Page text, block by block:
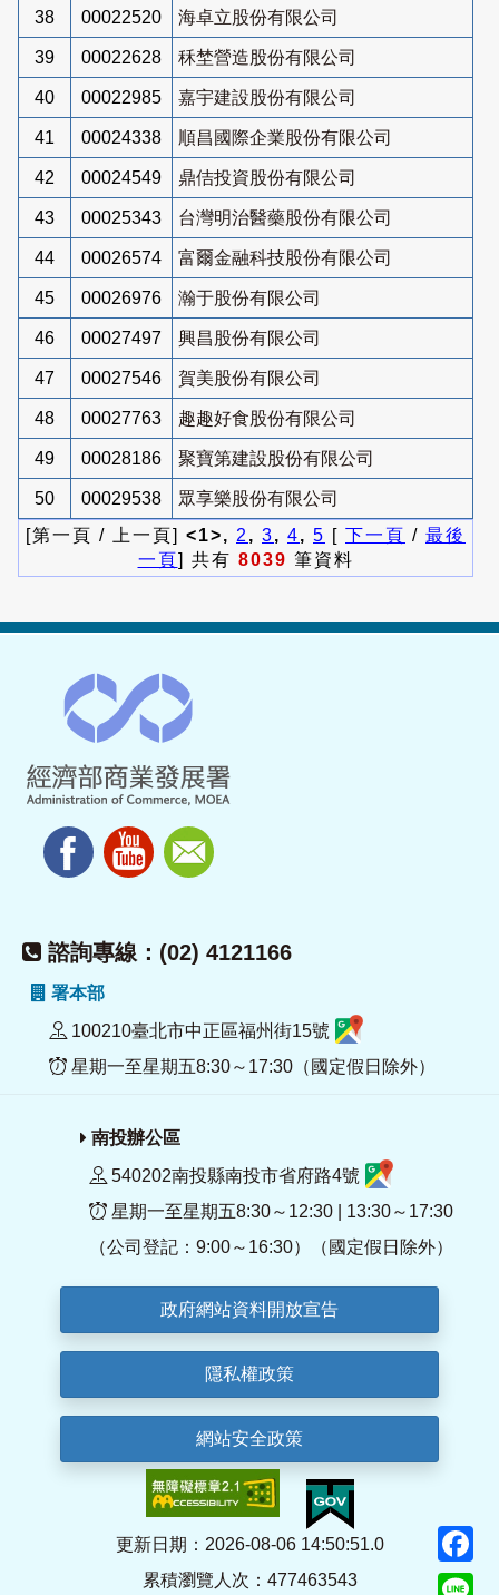
38 00022520 海卓立股份有限公司
39 00022628 秝埜營造股份有限公司
40 00022985 嘉宇建設股份有限公司
41 00024338 順昌國際企業股份有限公司
42 00024549 鼎佶投資股份有限公司
43 00025343 台灣明治醫藥股份有限公司
44 00026574 富爾金融科技股份有限公司
45 00026976 瀚于股份有限公司
46 00027497 興昌股份有限公司
47 00027546 賀美股份有限公司
48 00027763 趣趣好食股份有限公司
49 00028186 聚寶第建設股份有限公司
50 00029538
眾享樂股份有限公司
[第一頁 / 上一頁] <1>, 2 , 3, 4, 5 [ 下一頁 / 最後
一頁] 共有 8039 筆資料
諮詢專線：(02) 4121166
署本部
100210臺北市中正區福州街15號
星期一至星期五8:30～17:30（國定假日除外）
南投辦公區
540202南投縣南投市省府路4號
星期一至星期五8:30～12:30 | 13:30～17:30
（公司登記：9:00～16:30）（國定假日除外）
政府網站資料開放宣告
隱私權政策
網站安全政策
更新日期：2026-08-06 14:50:51.0
累積瀏覽人次：477463543